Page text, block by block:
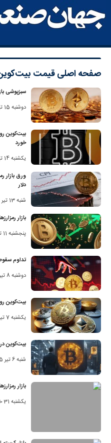
صفحه اصلیقیمت
سبزپوشی بازار
دوشنبه 15 تیر 1405
خورد
یکشنبه 14 تیر 1405
دلار
شنبه 13 تیر 1405
بازار رمزارزها
پنجشنبه 11 تیر 1405
تداوم سقوط
دوشنبه 8 تیر 1405
بیت‌کوین
یکشنبه 7 تیر 1405
بیت‌کوین
شنبه 6 تیر 1405
بازار
یکشنبه 31 خرداد 1405